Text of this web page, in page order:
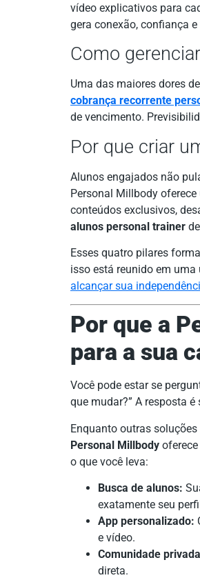
vídeo explicativos para
gera conexão, confiança
Como
Uma das maiores dores
cobrança recorrente
de vencimento.
Por que criar
Alunos engajados não
Personal Millbody oferece
conteúdos exclusivos,
alunos personal trainer
Esses quatro pilares
isso está reunido em
alcançar sua
Por que a
para a sua
Você pode estar se
que mudar?” A resposta é
Enquanto outras
Personal Millbody
o que você leva:
Busca de alunos:
exatamente seu
App personalizado:
e vídeo.
Comunidade
direta.